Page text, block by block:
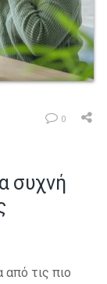
0
συχνή
από τις πιο